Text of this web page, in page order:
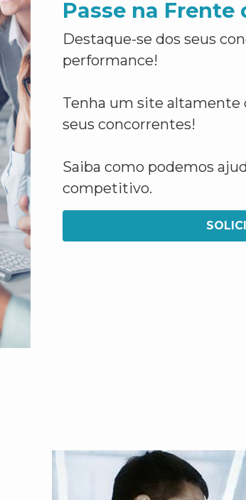
Passe na Frente
Destaque-se dos seus
performance!
Tenha um site
seus concorrentes!
Saiba como podemos
competitivo.